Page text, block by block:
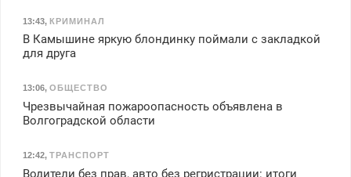
13:43, КРИМИНАЛ
В Камышине яркую блондинку поймали с закладкой
для друга
13:06, ОБЩЕСТВО
Чрезвычайная пожароопасность объявлена в
Волгоградской области
12:42, ТРАНСПОРТ
Водители без прав, авто без регристрации: итоги